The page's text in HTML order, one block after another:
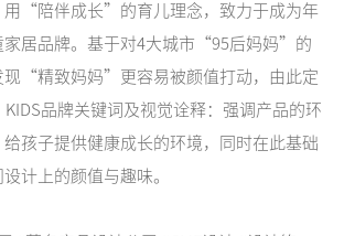
“陪伴成长”的育儿理念，致力于成为年
家居品牌。基于对4大城市“95后妈妈”的
现“精致妈妈”更容易被颜值打动，由此定
KIDS品牌关键词及视觉诠释：强调产品的环
孩子提供健康成长的环境，同时在此基础
计上的颜值与趣味。